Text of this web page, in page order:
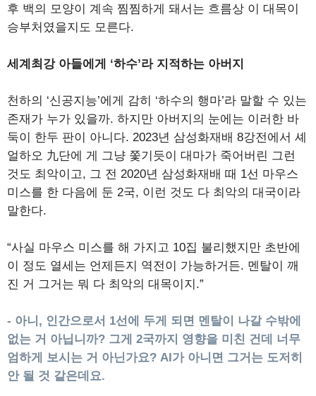
후 백의 모양이 계속 찜찜하게 돼서는 흐름상 이 대목이
승부처였을지도 모른다.
세계최강 아들에게 ‘하수’라 지적하는 아버지
천하의 ‘신공지능’에게 감히 ‘하수의 행마’라 말할 수 있는
존재가 누가 있을까. 하지만 아버지의 눈에는 이러한 바
둑이 한두 판이 아니다. 2023년 삼성화재배 8강전에서 셰
얼하오 九단에 게 그냥 쫓기듯이 대마가 죽어버린 그런
것도 최악이고, 그 전 2020년 삼성화재배 때 1선 마우스
미스를 한 다음에 둔 2국, 이런 것도 다 최악의 대국이라
말한다.
“사실 마우스 미스를 해 가지고 10집 불리했지만 초반에
이 정도 열세는 언제든지 역전이 가능하거든. 멘탈이 깨
진 거 그거는 뭐 다 최악의 대목이지.”
- 아니, 인간으로서 1선에 두게 되면 멘탈이 나갈 수밖에
없는 거 아닙니까? 그게 2국까지 영향을 미친 건데 너무
엄하게 보시는 거 아닌가요? AI가 아니면 그거는 도저히
안 될 것 같은데요.